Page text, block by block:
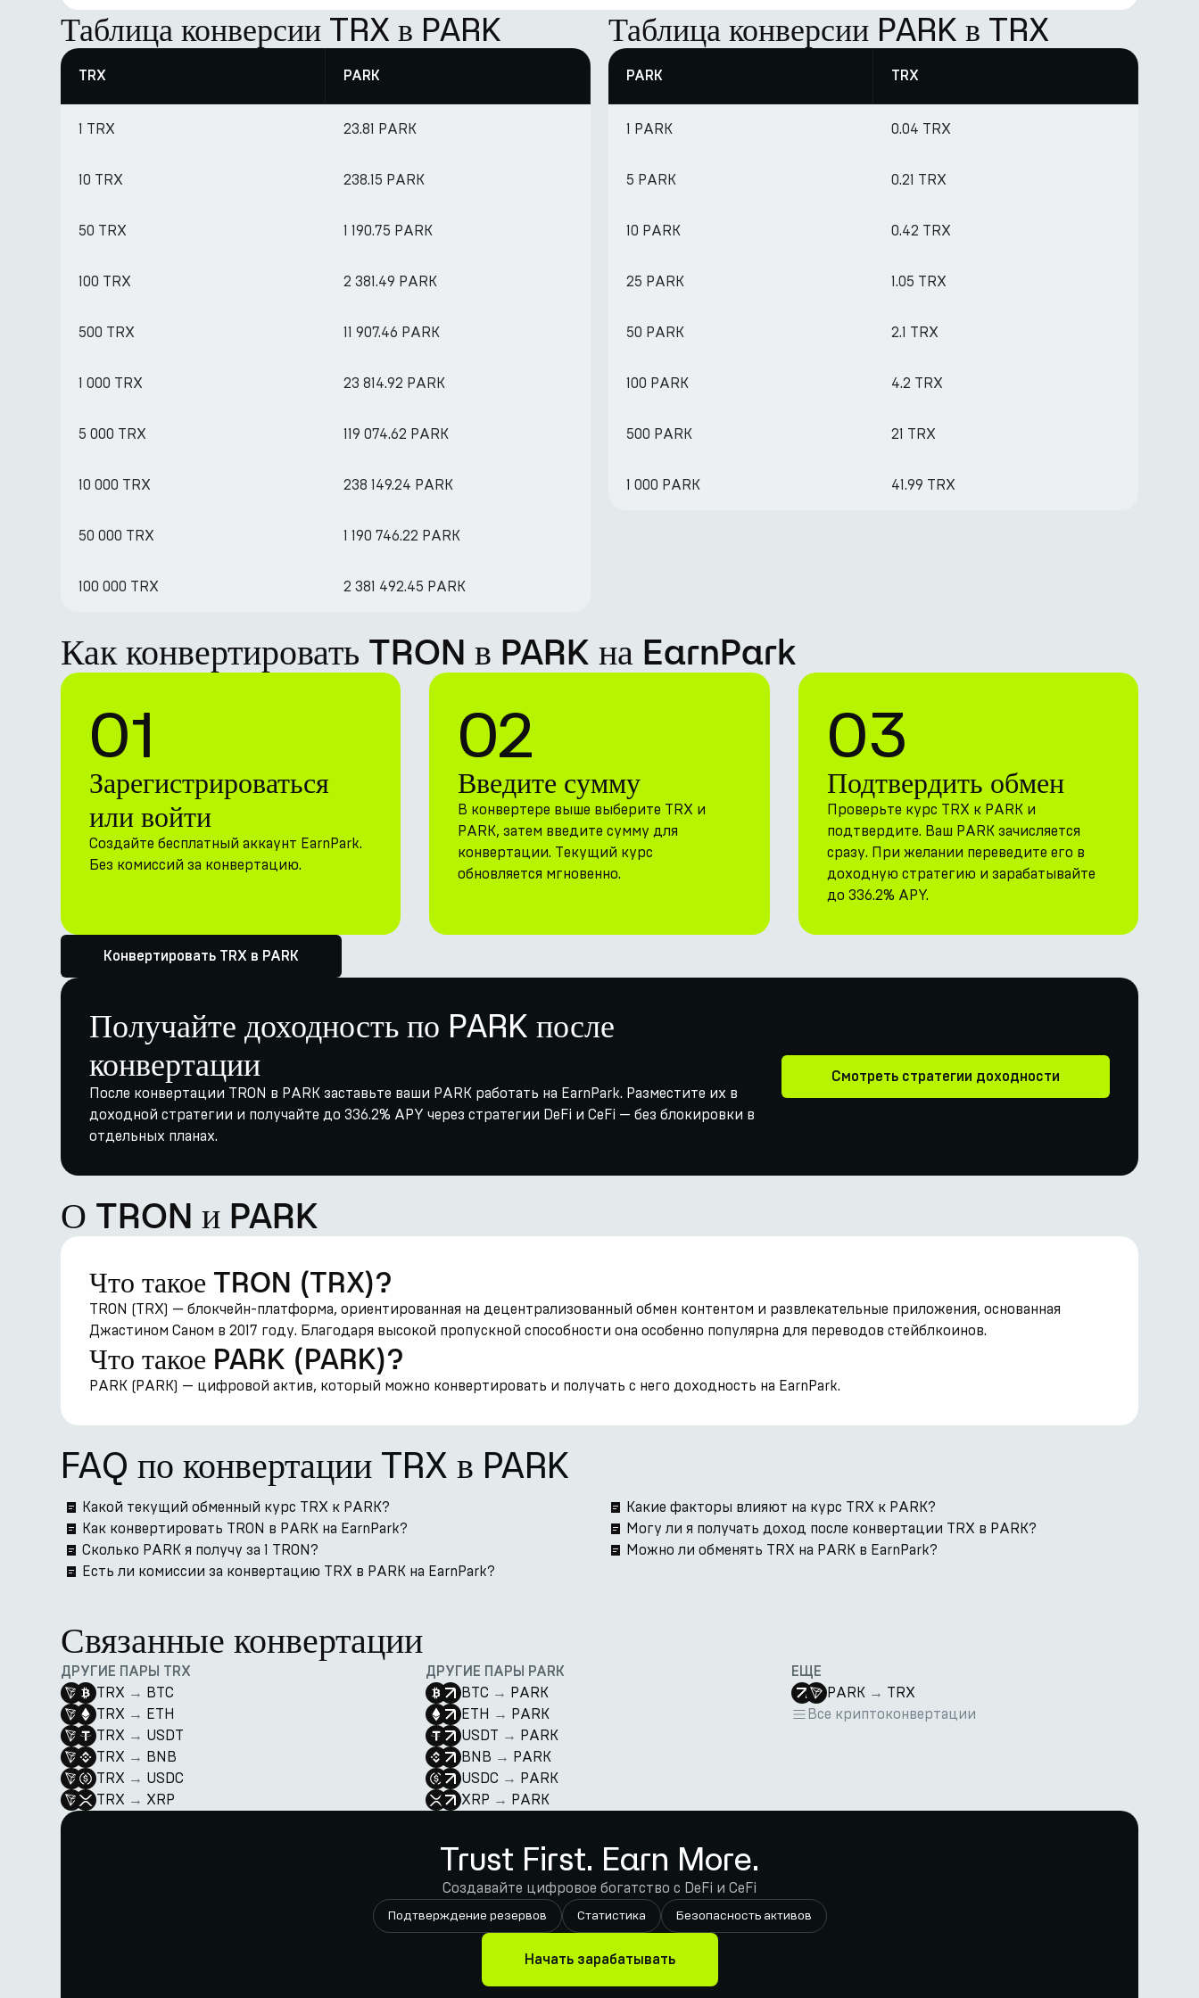
Таблица конверсии TRX в PARK
TRX PARK
1 TRX 23.81 PARK
10 TRX 238.15 PARK
50 TRX 1 190.75 PARK
100 TRX 2 381.49 PARK
500 TRX 11 907.46 PARK
1 000 TRX 23 814.92 PARK
5 000 TRX 119 074.62 PARK
10 000 TRX 238 149.24 PARK
50 000 TRX 1 190 746.22 PARK
100 000 TRX 2 381 492.45 PARK
Таблица конверсии PARK в TRX
PARK TRX
1 PARK 0.04 TRX
5 PARK 0.21 TRX
10 PARK 0.42 TRX
25 PARK 1.05 TRX
50 PARK 2.1 TRX
100 PARK 4.2 TRX
500 PARK 21 TRX
1 000 PARK 41.99 TRX
Как конвертировать TRON в PARK на EarnPark
01
Зарегистрироваться
или войти
Создайте бесплатный аккаунт EarnPark.
Без комиссий за конвертацию.
02
Введите сумму
В конвертере выше выберите TRX и
PARK, затем введите сумму для
конвертации. Текущий курс
обновляется мгновенно.
03
Подтвердить обмен
Проверьте курс TRX к PARK и
подтвердите. Ваш PARK зачисляется
сразу. При желании переведите его в
доходную стратегию и зарабатывайте
до 336.2% APY.
Конвертировать TRX в PARK
Получайте доходность по PARK после
конвертации
После конвертации TRON в PARK заставьте ваши PARK работать на EarnPark. Разместите их в
доходной стратегии и получайте до 336.2% APY через стратегии DeFi и CeFi — без блокировки в
отдельных планах.
Смотреть стратегии доходности
О TRON и PARK
Что такое TRON (TRX)?
TRON (TRX) — блокчейн-платформа, ориентированная на децентрализованный обмен контентом и развлекательные приложения, основанная
Джастином Саном в 2017 году. Благодаря высокой пропускной способности она особенно популярна для переводов стейблкоинов.
Что такое PARK (PARK)?
PARK (PARK) — цифровой актив, который можно конвертировать и получать с него доходность на EarnPark.
FAQ по конвертации TRX в PARK
Какой текущий обменный курс TRX к PARK?
Как конвертировать TRON в PARK на EarnPark?
Сколько PARK я получу за 1 TRON?
Есть ли комиссии за конвертацию TRX в PARK на EarnPark?
Какие факторы влияют на курс TRX к PARK?
Могу ли я получать доход после конвертации TRX в PARK?
Можно ли обменять TRX на PARK в EarnPark?
Связанные конвертации
ДРУГИЕ ПАРЫ TRX
TRX → BTC
TRX → ETH
TRX → USDT
TRX → BNB
TRX → USDC
TRX → XRP
ДРУГИЕ ПАРЫ PARK
BTC → PARK
ETH → PARK
USDT → PARK
BNB → PARK
USDC → PARK
XRP → PARK
ЕЩЕ
PARK → TRX
Все криптоконвертации
Trust First. Earn More.
Создавайте цифровое богатство с DeFi и CeFi
Подтверждение резервов Статистика Безопасность активов
Начать зарабатывать